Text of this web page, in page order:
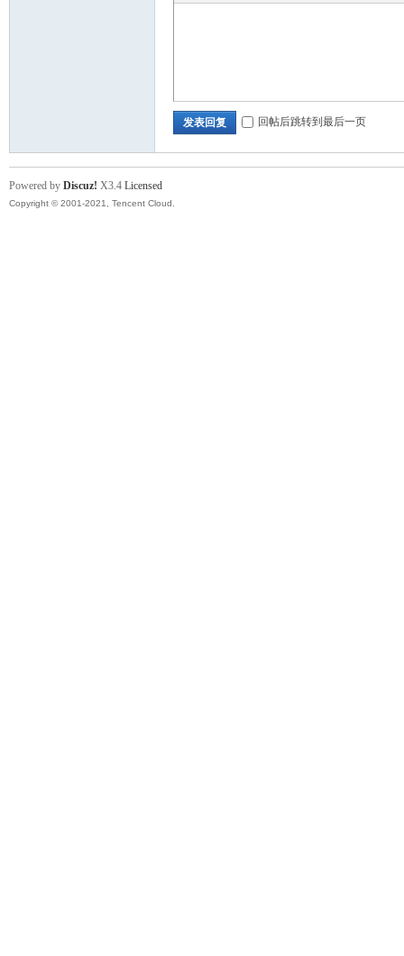
发表回复 回帖后跳转到最后一页
Powered by Discuz! X3.4 Licensed
Copyright © 2001-2021, Tencent Cloud.